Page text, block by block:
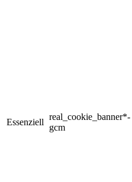
Essenziell
real_cookie_banner*-
gcm